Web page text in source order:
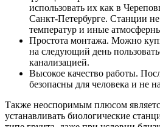
использовать их как в
Санкт-Петербурге. Станции
температур и иные
Простота монтажа. Можно
на следующий день
канализацией.
Высокое качество работы.
безопасны для человека и не
Также неоспоримым плюсом
устанавливать биологические